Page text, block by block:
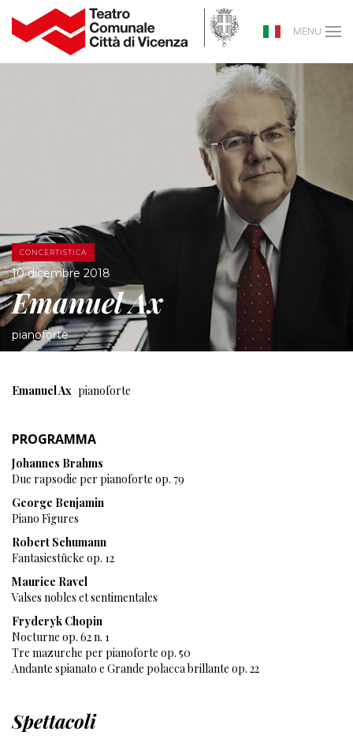
MENU
CONCERTISTICA
10 dicembre 2018
Emanuel Ax
pianoforte
Emanuel Ax pianoforte
PROGRAMMA
Johannes Brahms
Due rapsodie per pianoforte op. 79
George Benjamin
Piano Figures
Robert Schumann
Fantasiestücke op. 12
Maurice Ravel
Valses nobles et sentimentales
Fryderyk Chopin
Nocturne op. 62 n. 1
Tre mazurche per pianoforte op. 50
Andante spianato e Grande polacca brillante op. 22
Spettacoli